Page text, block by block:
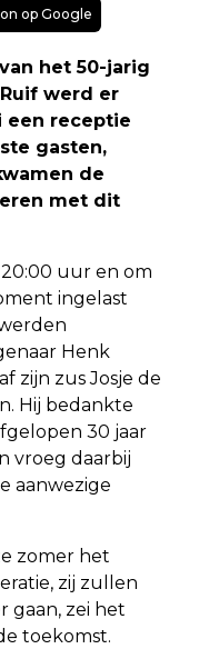
op Google
het 50-jarig
werd er
een receptie
gasten,
de
met dit
uur en om
ingelast
Henk
zijn zus Josje de
Hij bedankte
30 jaar
vroeg daarbij
aanwezige
zomer het
zij zullen
gaan, zei het
toekomst.